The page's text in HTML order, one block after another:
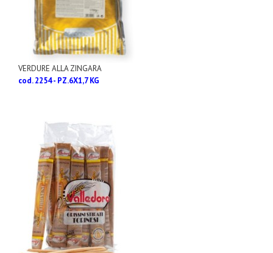
VERDURE ALLA ZINGARA
cod. 2254 - PZ.6X1,7 KG